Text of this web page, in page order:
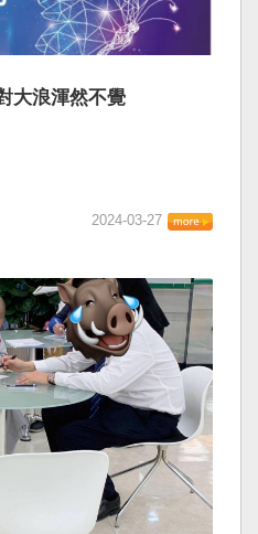
大浪渾然不覺
2024-03-27